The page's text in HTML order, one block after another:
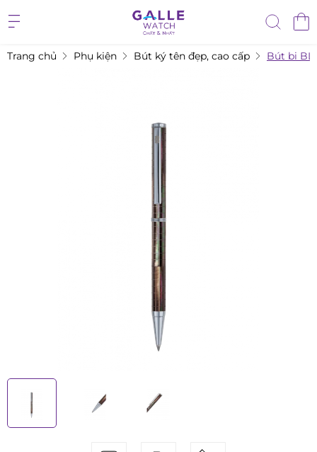
Trang chủ Phụ kiện Bút ký tên đẹp, cao cấp Bút bi